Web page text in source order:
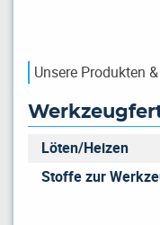
Unsere Produkten
Löten/Heizen
Stoffe zur